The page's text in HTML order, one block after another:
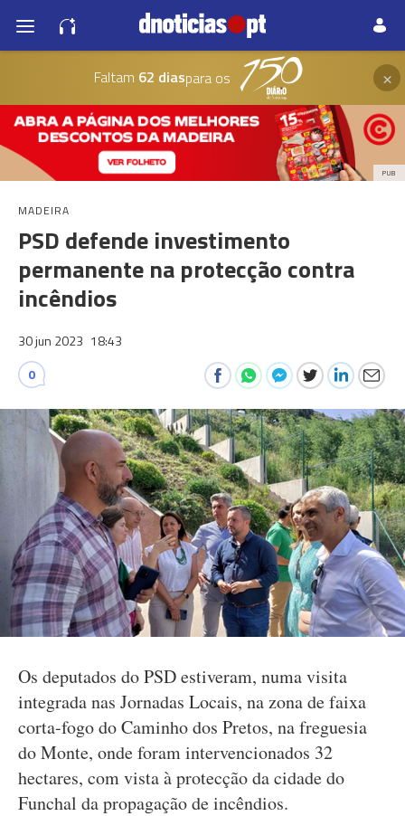
Faltam 62 diaspara os ×
PUB
MADEIRA
PSD defende investimento
permanente na protecção contra
incêndios
30 jun 2023 18:43
0
Os deputados do PSD estiveram, numa visita
integrada nas Jornadas Locais, na zona de faixa
corta-fogo do Caminho dos Pretos, na freguesia
do Monte, onde foram intervencionados 32
hectares, com vista à protecção da cidade do
Funchal da propagação de incêndios.